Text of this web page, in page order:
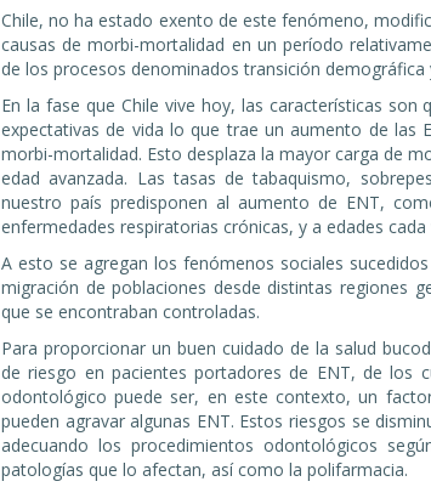
Chile, no ha estado exento de este fenómeno,
causas de morbi-mortalidad en un período
de los procesos denominados transición
En la fase que Chile vive hoy, las características
expectativas de vida lo que trae un aumento de las
morbi-mortalidad. Esto desplaza la mayor carga de
edad avanzada. Las tasas de tabaquismo,
nuestro país predisponen al aumento de ENT,
enfermedades respiratorias crónicas, y a edades
A esto se agregan los fenómenos sociales
migración de poblaciones desde distintas regiones
que se encontraban controladas.
Para proporcionar un buen cuidado de la salud
de riesgo en pacientes portadores de ENT, de los
odontológico puede ser, en este contexto, un
pueden agravar algunas ENT. Estos riesgos se
adecuando los procedimientos odontológicos
patologías que lo afectan, así como la polifarmacia.